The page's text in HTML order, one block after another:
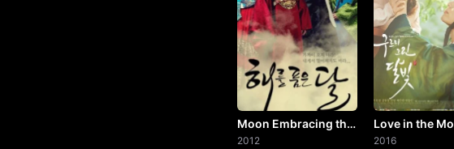
20.
21.
22.
23.
Moon Embracing the
Sun
2012
Love in the
2016